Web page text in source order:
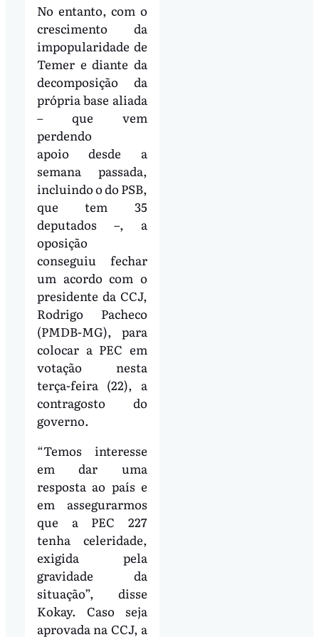
No entanto, com o
crescimento da
impopularidade de
Temer e diante da
decomposição da
própria base aliada
– que vem
perdendo
apoio desde a
semana passada,
incluindo o do PSB,
que tem 35
deputados –, a
oposição
conseguiu fechar
um acordo com o
presidente da CCJ,
Rodrigo Pacheco
(PMDB-MG), para
colocar a PEC em
votação nesta
terça-feira (22), a
contragosto do
governo.
“Temos interesse
em dar uma
resposta ao país e
em assegurarmos
que a PEC 227
tenha celeridade,
exigida pela
gravidade da
situação”, disse
Kokay. Caso seja
aprovada na CCJ, a